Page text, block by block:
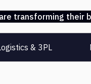
transforming their
& 3PL